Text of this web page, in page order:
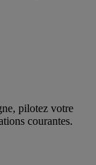
pilotez votre
courantes.